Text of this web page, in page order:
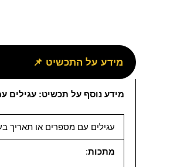
מידע על התכשיט 📌
מידע נוסף על תכשיט: עגילים
עגילים עם מספרים או תאריך
מתכות: